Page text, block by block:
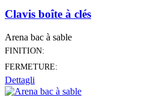
Clavis boîte à clés
Arena bac à sable
FINITION:
FERMETURE:
Dettagli